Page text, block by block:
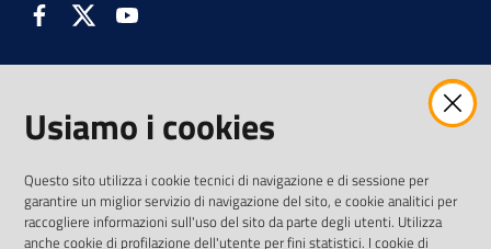
FacebookTwitter
AMMINISTRAZIONE TRASPARENTE INTERCAM S.C.A.R.L.
Usiamo i cookies
Questo sito utilizza i cookie tecnici di navigazione e di sessione per
garantire un miglior servizio di navigazione del sito, e cookie analitici per
raccogliere informazioni sull'uso del sito da parte degli utenti. Utilizza
anche cookie di profilazione dell'utente per fini statistici. I cookie di